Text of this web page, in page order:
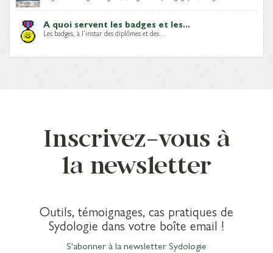
A quoi servent les badges et les...
Les badges, à l’instar des diplômes et des…
Inscrivez-vous à
la newsletter
Outils, témoignages, cas pratiques de
Sydologie dans votre boîte email !
S'abonner à la newsletter Sydologie